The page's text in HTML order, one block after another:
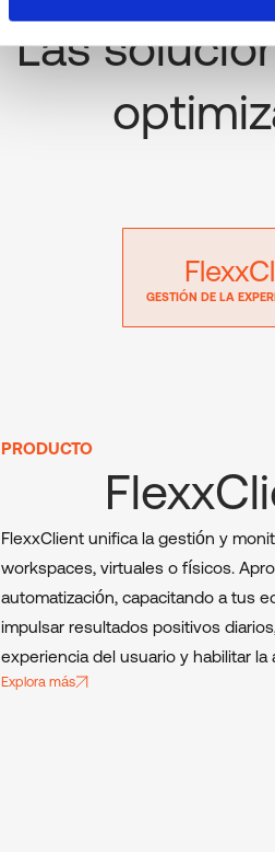
Las
GESTIÓN DE LA
PRODUCTO
FlexxClient unifica la gestión y
workspaces, virtuales o físicos.
automatización, capacitando a tus
impulsar resultados positivos
experiencia del usuario y habilitar la
Explora más